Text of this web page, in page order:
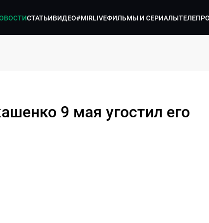
СТАТЬИВИДЕО#MIRLIVEФИЛЬМЫ И СЕРИАЛЫ
9 мая угостил его